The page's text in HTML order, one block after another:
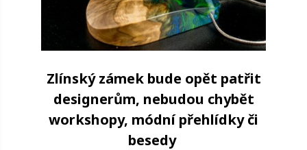
Zlínský zámek bude opět patřit
designerům, nebudou chybět
workshopy, módní přehlídky či
besedy